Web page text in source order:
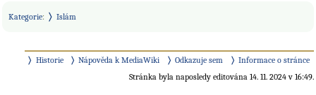
Kategorie: Islám
Historie Nápověda k MediaWiki Odkazuje sem
Informace o stránce
Stránka byla naposledy editována 14. 11. 2024 v 16:49.